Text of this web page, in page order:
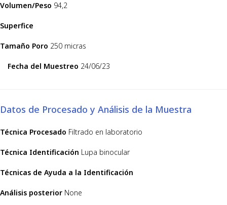
Volumen/Peso 94,2
Superfice
Tamaño Poro 250 micras
Fecha del Muestreo 24/06/23
Datos de Procesado y Análisis de la Muestra
Técnica Procesado Filtrado en laboratorio
Técnica Identificación Lupa binocular
Técnicas de Ayuda a la Identificación
Análisis posterior None